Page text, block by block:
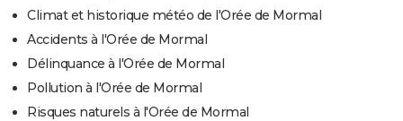
Climat et historique météo de l'Orée de Mormal
Accidents à l'Orée de Mormal
Délinquance à l'Orée de Mormal
Pollution à l'Orée de Mormal
Risques naturels à l'Orée de Mormal